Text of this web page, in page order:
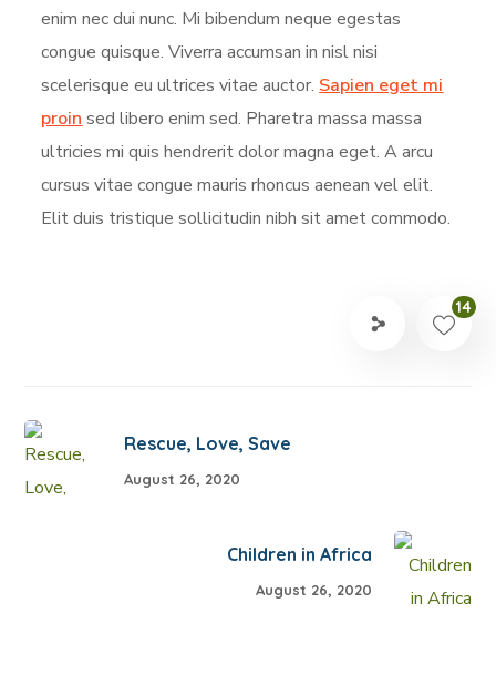
enim nec dui nunc. Mi bibendum neque egestas
congue quisque. Viverra accumsan in nisl nisi
scelerisque eu ultrices vitae auctor. Sapien eget mi
proin sed libero enim sed. Pharetra massa massa
ultricies mi quis hendrerit dolor magna eget. A arcu
cursus vitae congue mauris rhoncus aenean vel elit.
Elit duis tristique sollicitudin nibh sit amet commodo.
14
Rescue, Love, Save
August 26, 2020
Children in Africa
August 26, 2020